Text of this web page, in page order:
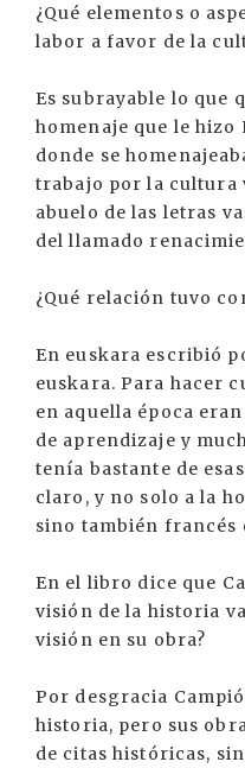
¿Qué elementos o
labor a favor de la
Es subrayable lo que
homenaje que le hizo
donde se
trabajo por la cultura
abuelo de las letras
del llamado
¿Qué relación tuvo
En euskara escribió
euskara. Para hacer
en aquella época
de aprendizaje y
tenía bastante de
claro, y no solo a la
sino también francés
En el libro dice que
visión de la historia
visión en su obra?
Por desgracia
historia, pero sus
de citas históricas,